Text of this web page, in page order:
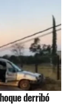
derribó